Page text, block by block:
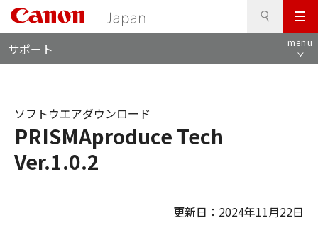
メ
ニ
ュ
サポート menu
PRISMAproduce Tech
Ver.1.0.2
ソフトウエアダウンロード
更新日：2024年11月22日